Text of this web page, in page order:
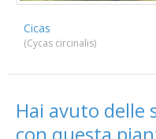
Cicas
(Cycas circinalis)
Hai avuto delle
con questa